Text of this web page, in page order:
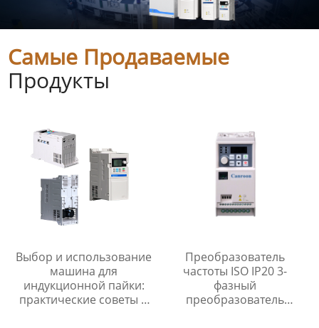
Самые Продаваемые
Продукты
Выбор и использование
машина для
индукционной пайки:
практические советы и
Преобразователь
частоты ISO IP20 3-
фазный
преобразователь